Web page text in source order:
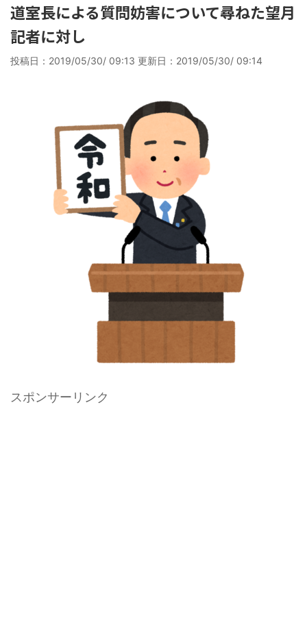
道室長による質問妨害について尋ねた望月
記者に対し
投稿日：2019/05/30/ 09:13 更新日： 2019/05/30/ 09:14
スポンサーリンク